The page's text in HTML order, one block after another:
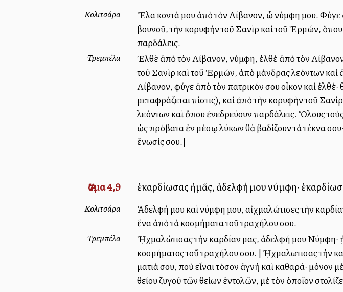
Κολιτσάρα
Ἔλα κοντά μου ἀπὸ τὸν Λίβανον, ὦ νύμφη μου.
βουνοῦ, τὴν κορυφὴν τοῦ Σανὶρ καὶ τοῦ Ἐρμών,
παρδάλεις.
Τρεμπέλα
Ἐλθὲ ἀπὸ τὸν Λίβανον, νύμφη, ἐλθὲ ἀπὸ τὸν
τοῦ Σανὶρ καὶ τοῦ Ἐρμών, ἀπὸ μάνδρας λεόντων
Λίβανον, φύγε ἀπὸ τὸν πατρικόν σου οἶκον καὶ
μεταφράζεται πίστις), καὶ ἀπὸ τὴν κορυφὴν τοῦ
λεόντων καὶ ὅπου ἐνεδρεύουν παρδάλεις. Ὅλους
ὡς πρόβατα ἐν μέσῳ λύκων θὰ βαδίζουν τὰ τέκνα
ἕνωσίς σου.]
Ἄσμα 4,9 ἐκαρδίωσας ἡμᾶς, ἀδελφή μου νύμφη·
Κολιτσάρα
Ἀδελφή μου καὶ νύμφη μου, αἰχμαλώτισες τὴν
ἕνα ἀπὸ τὰ κοσμήματα τοῦ τραχήλου σου.
Τρεμπέλα
ᾘχμαλώτισας τὴν καρδίαν μας, ἀδελφή μου Νύμφη·
κοσμήματος τοῦ τραχήλου σου. [ᾘχμαλωτισας τὴν
ματιά σου, ποὺ εἶναι τόσον ἁγνὴ καὶ καθαρά· μόνον
θείου ζυγοῦ τῶν θείων ἐντολῶν, μὲ τὸν ὁποῖον